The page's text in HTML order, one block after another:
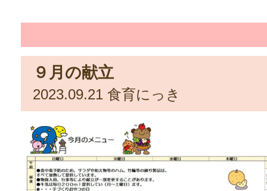
９月の献立
2023.09.21 食育にっき